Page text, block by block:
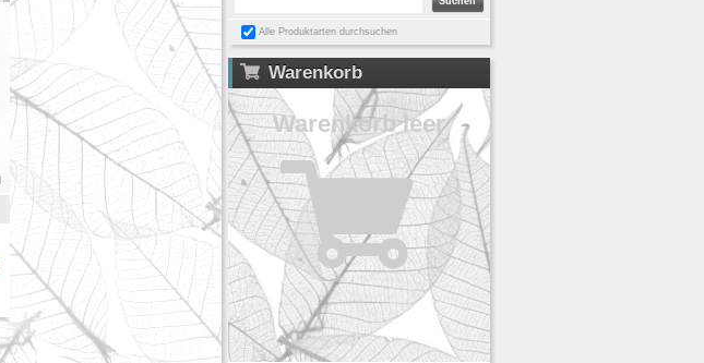
Alle Produktarten durchsuchen
Warenkorb
Warenkorb leer